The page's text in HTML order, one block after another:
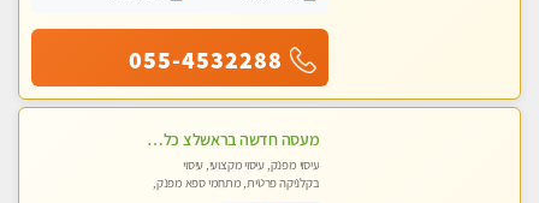
055-4532288
מעסה חדשה בראשלצ כל סוגי העיסויים מעסה מקצועית ואיכותית פרטי!!!
עיסוי מפנק, עיסוי מקצועי, עיסוי
בקלניקה פרטית, מתחמי ספא מפנק,